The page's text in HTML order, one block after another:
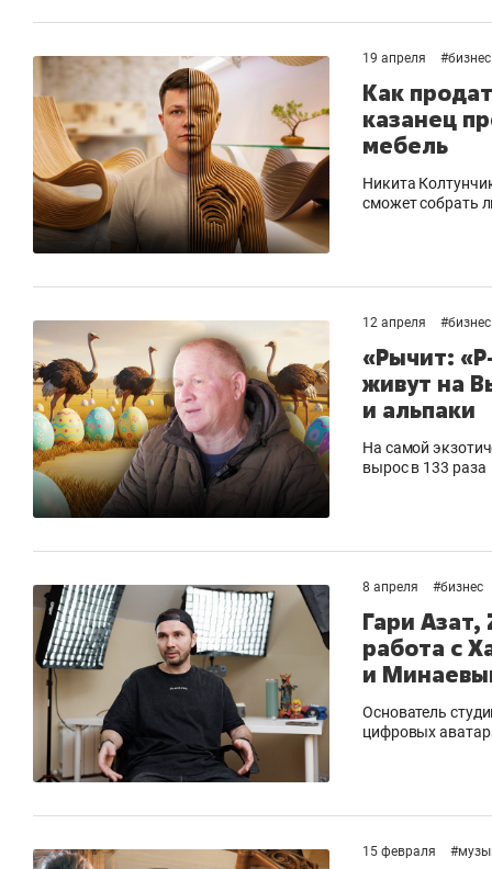
19 апреля #бизнес
Как
казанец
мебель
Никита
сможет собрать
12 апреля #бизнес
«Рычит:
живут на
и альпаки
На самой
вырос в 133 раза
8 апреля #бизнес
Гари
работа с
и
Основатель
цифровых
15 февраля #